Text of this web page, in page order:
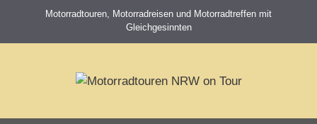
springen
Motorradtouren, Motorradreisen und Motorradtreffen mit
Gleichgesinnten